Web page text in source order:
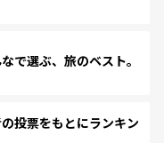
で選ぶ、旅のベスト。
投票をもとにランキン